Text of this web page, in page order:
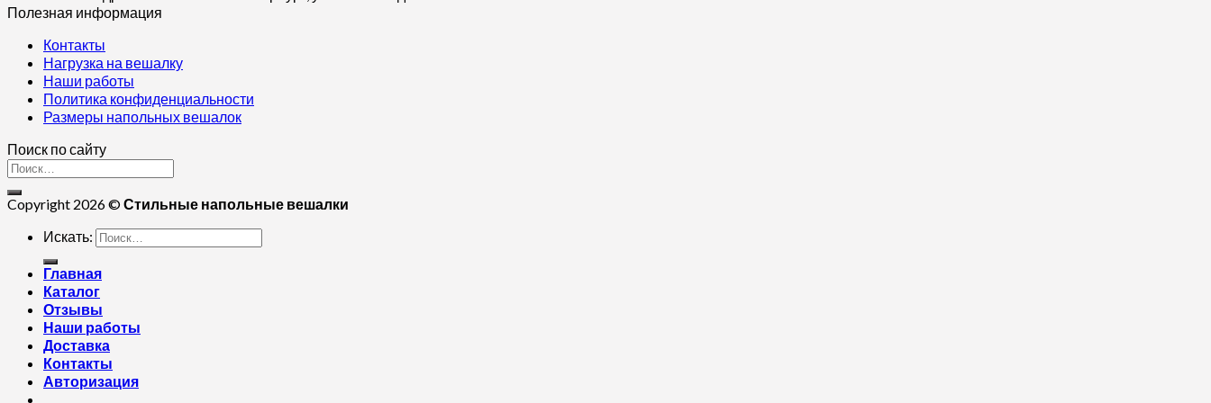
Полезная информация
Контакты
Нагрузка на вешалку
Наши работы
Политика конфиденциальности
Размеры напольных вешалок
Поиск по сайту
Copyright 2026 ©Стильные напольные вешалки
Искать:
Главная
Каталог
Отзывы
Наши работы
Доставка
Контакты
Авторизация